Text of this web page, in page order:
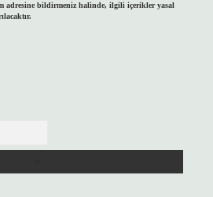
adresine bildirmeniz halinde, ilgili içerikler yasal